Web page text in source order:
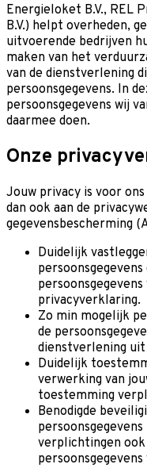
Energieloket B.V., REL
B.V.) helpt overheden,
uitvoerende bedrijven
maken van het
van de dienstverlening
persoonsgegevens. In
persoonsgegevens wij
daarmee doen.
Onze
Jouw privacy is voor
dan ook aan de
gegevensbescherming
Duidelijk
privacyverklaring.
Zo min mogelijk
de
dienstverlening
Duidelijk
verwerking van
toestemming
Benodigde
verplichtingen